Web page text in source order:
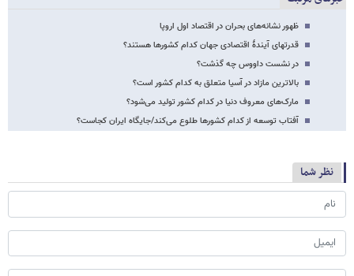
ظهور نشانه‌های بحران در اقتصاد اول اروپا
قدرتهای آیندۀ اقتصادی جهان کدام کشورها هستند؟
در نشست داووس چه گذشت؟
بالاترین مازاد در آسیا متعلق به کدام کشور است؟
مارک‌های معروف دنیا در کدام کشور تولید می‌شود؟
آفتاب توسعه از کدام کشورها طلوع می‌کند/جایگاه ایران کجاست؟
نظر شما